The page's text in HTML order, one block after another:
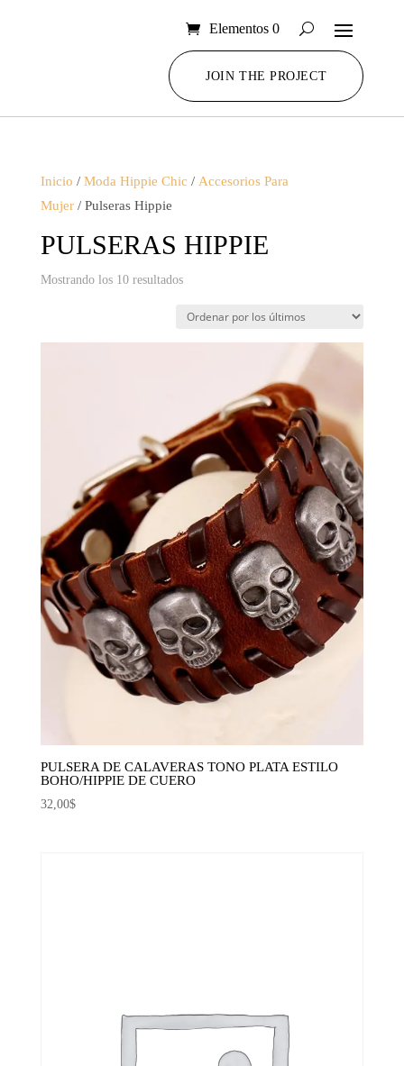
Elementos 0
JOIN THE PROJECT
Inicio / Moda Hippie Chic / Accesorios Para
Mujer/ Pulseras Hippie
PULSERAS HIPPIE
Mostrando los 10 resultadosOrdenado
PULSERA DE CALAVERAS TONO PLATA ESTILO
BOHO/HIPPIE DE CUERO
32,00$